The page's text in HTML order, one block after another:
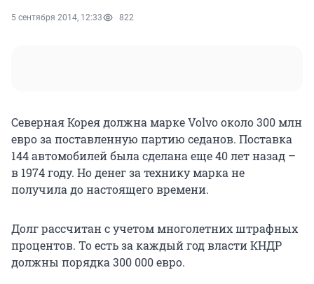
5 сентября 2014, 12:33 822
Северная Корея должна марке Volvo около 300 млн
евро за поставленную партию седанов. Поставка
144 автомобилей была сделана еще 40 лет назад –
в 1974 году. Но денег за технику марка не
получила до настоящего времени.
Долг рассчитан с учетом многолетних штрафных
процентов. То есть за каждый год власти КНДР
должны порядка 300 000 евро.